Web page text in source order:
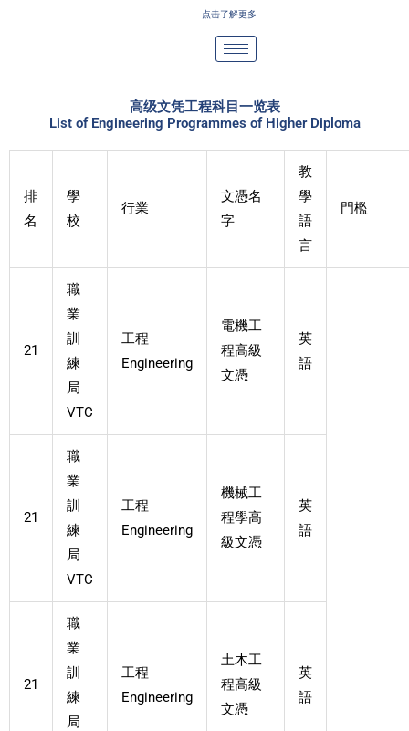
点击了解更多
高级文凭工程科目一览表
List of Engineering Programmes of Higher Diploma
排
名
學
校
行業
文憑名
字
教
學
語
言
門檻
21
職
業
訓
練
局
VTC
工程
Engineering
電機工
程高級
文憑
英
語
21
職
業
訓
練
局
VTC
工程
Engineering
機械工
程學高
級文憑
英
語
21
職
業
訓
練
局
工程
Engineering
土木工
程高級
文憑
英
語